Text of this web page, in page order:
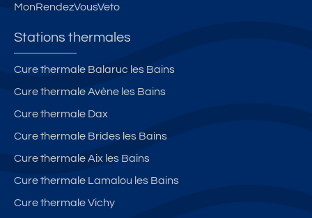
MonRendezVousVeto
Stations thermales
Cure thermale Balaruc les Bains
Cure thermale Avène les Bains
Cure thermale Dax
Cure thermale Brides les Bains
Cure thermale Aix les Bains
Cure thermale Lamalou les Bains
Cure thermale Vichy